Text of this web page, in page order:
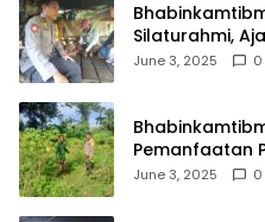
Silaturahmi,
Lingkungan
June 3, 2025 0
Pemanfaatan
Ketahanan
June 3, 2025 0